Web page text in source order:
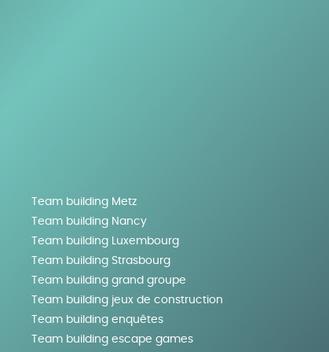
Team building Metz
Team building Nancy
Team building Luxembourg
Team building Strasbourg
Team building grand groupe
Team building jeux de construction
Team building enquêtes
Team building escape games